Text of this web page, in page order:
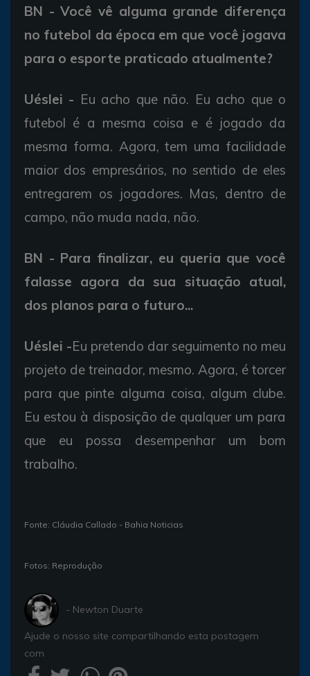
BN - Você vê alguma grande diferença
no futebol da época em que você jogava
para o esporte praticado atualmente?
Uéslei - Eu acho que não. Eu acho que o
futebol é a mesma coisa e é jogado da
mesma forma. Agora, tem uma facilidade
maior dos empresários, no sentido de eles
entregarem os jogadores. Mas, dentro de
campo, não muda nada, não.
BN - Para finalizar, eu queria que você
falasse agora da sua situação atual,
dos planos para o futuro...
Uéslei -Eu pretendo dar seguimento no meu
projeto de treinador, mesmo. Agora, é torcer
para que pinte alguma coisa, algum clube.
Eu estou à disposição de qualquer um para
que eu possa desempenhar um bom
trabalho.
Fonte: Cláudia Callado - Bahia Noticias
Fotos: Reprodução
- Newton Duarte
Ajude o nosso site compartilhando esta postagem
com